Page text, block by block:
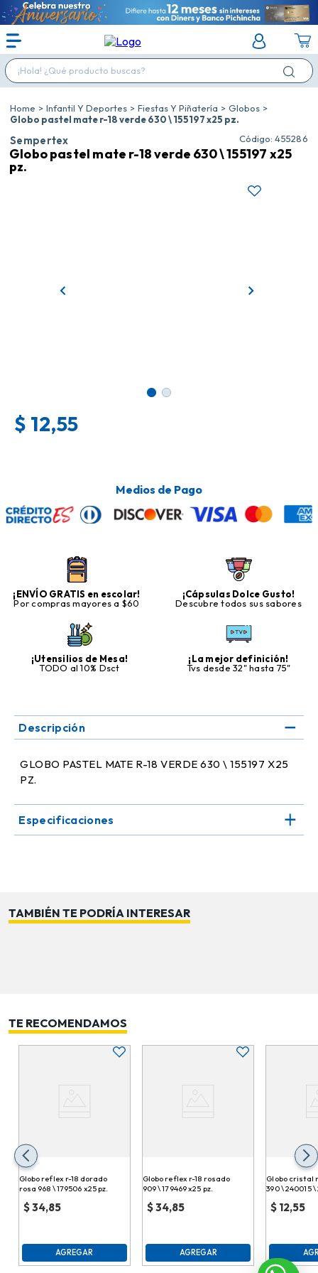
¡Hola! ¿Qué producto buscas?
Infantil Y Deportes Fiestas Y Piñatería
Globos
Globo pastel mate r-18 verde 630 \ 155197 x25 pz.
Sempertex : 455286
Globo pastel mate r-18 verde 630 \ 155197 x25
pz.
$ 12,55
Medios de Pago
¡ENVÍO GRATIS en escolar!
Por compras mayores a $60
¡Cápsulas Dolce Gusto!
Descubre todos sus sabores
¡Utensilios de Mesa!
TODO al 10% Dsct
¡La mejor definición!
Tvs desde 32" hasta 75"
Descripción
GLOBO PASTEL MATE R-18 VERDE 630 \ 155197 X25
PZ.
Especificaciones
TAMBIÉN TE PODRÍA INTERESAR
TE RECOMENDAMOS
Globo reflex r-18 dorado
rosa 968 \ 179506 x25 pz.
$34,85
AGREGAR
Globo reflex r-18 rosado
909 \ 179469 x25 pz.
$34,85
AGREGAR
Globo cristal
390 \ 240015 \
$ 12,55